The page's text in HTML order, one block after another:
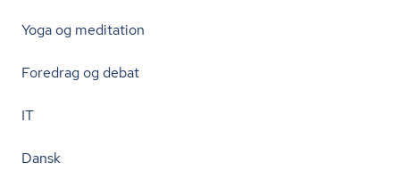
Yoga og meditation
Foredrag og debat
IT
Dansk